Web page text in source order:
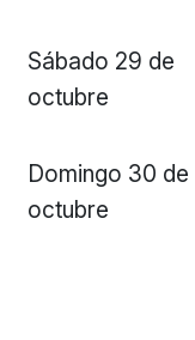
Sábado 29 de
octubre
Domingo 30 de
octubre